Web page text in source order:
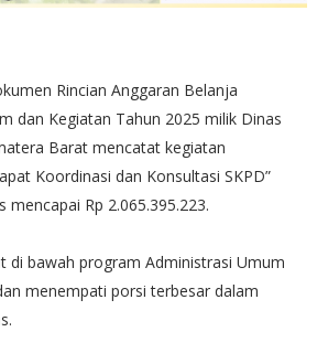
Rincian Anggaran Belanja
dan Kegiatan Tahun 2025 milik Dinas
Barat mencatat kegiatan
Koordinasi dan Konsultasi SKPD”
mencapai Rp 2.065.395.223.
di bawah program Administrasi Umum
menempati porsi terbesar dalam